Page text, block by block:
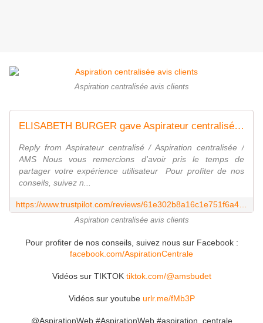
Aspiration centralisée avis clients
ELISABETH BURGER gave Aspirateur centralisé / Aspiration centralisée / AMS 5 stars. Check out the full review...
Reply from Aspirateur centralisé / Aspiration centralisée /
AMS Nous vous remercions d'avoir pris le temps de
partager votre expérience utilisateur ‎‍ Pour profiter de nos
conseils, suivez n...
Aspiration centralisée avis clients
Pour profiter de nos conseils, suivez nous sur Facebook :
facebook.com/AspirationCentrale
Vidéos sur TIKTOK tiktok.com/@amsbudet
Vidéos sur youtube urlr.me/fMb3P
@AspirationWeb #AspirationWeb #aspiration_centrale